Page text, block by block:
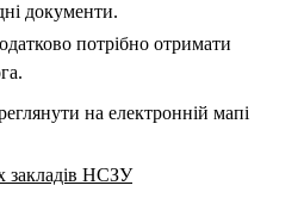
документи.
потрібно отримати
на електронній мапі
закладів НСЗУ